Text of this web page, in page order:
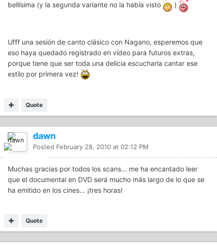
bellísima (y la segunda variante no la había visto
)
Ufff una sesión de canto clásico con Nagano, esperemos que
eso haya quedado registrado en vídeo para futuros extras,
porque tiene que ser toda una delicia escucharla cantar ese
estilo por primera vez!
Quote
dawn
Posted February 28, 2010 at 02:12 PM
Muchas gracias por todos los scans... me ha encantado leer
que el documental en DVD será mucho más largo de lo que se
ha emitido en los cines... ¡tres horas!
Quote